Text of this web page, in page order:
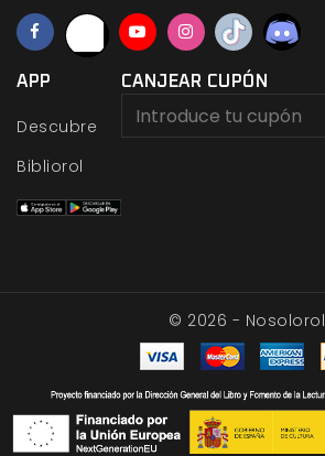
APP
Descubre
Bibliorol
CANJEAR CUPÓN
© 2026 - Nosolorol